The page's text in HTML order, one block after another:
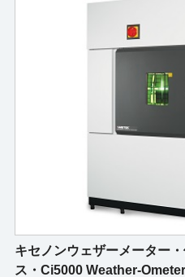
キセノンウェザーメーター
ス・Ci5000 Weather-